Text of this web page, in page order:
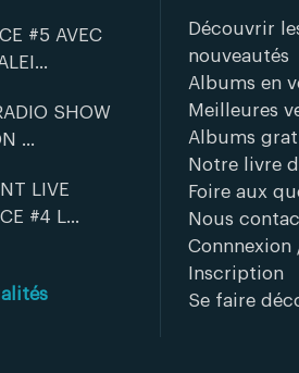
#5 AVEC
SHOW
...
LIVE
#4 L...
Découvrir
nouveautés
Albums en
Meilleures
Albums
Notre livre
Foire aux
Nous
Connnexion
Inscription
Se faire